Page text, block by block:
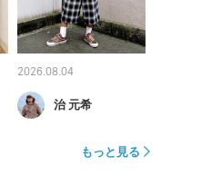
2026.08.04
治 元希
もっと見る